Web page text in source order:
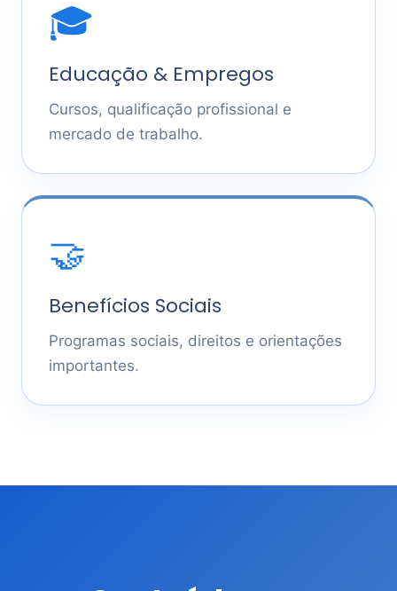
🎓
Educação & Empregos
Cursos, qualificação profissional e
mercado de trabalho.
🤝
Benefícios Sociais
Programas sociais, direitos e orientações
importantes.